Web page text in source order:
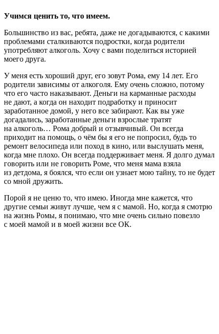
Учимся ценить то, что имеем.
Большинство из вас, ребята, даже не догадываются, с какими
проблемами сталкиваются подростки, когда родители
употребляют алкоголь. Хочу с вами поделиться историей
моего друга.
У меня есть хороший друг, его зовут Рома, ему 14 лет. Его
родители зависимы от алкоголя. Ему очень сложно, потому
что его часто наказывают. Деньги на карманные расходы
не дают, а когда он находит подработку и приносит
заработанное домой, у него все забирают. Как вы уже
догадались, заработанные деньги взрослые тратят
на алкоголь… Рома добрый и отзывчивый. Он всегда
приходит на помощь, о чём бы я его не попросил, будь то
ремонт велосипеда или поход в кино, или выслушать меня,
когда мне плохо. Он всегда поддерживает меня. Я долго думал
говорить или не говорить Роме, что меня мама взяла
из детдома, я боялся, что если он узнает мою тайну, то не будет
со мной дружить.
Порой я не ценю то, что имею. Иногда мне кажется, что
другие семьи живут лучше, чем я с мамой. Но, когда я смотрю
на жизнь Ромы, я понимаю, что мне очень сильно повезло
с моей мамой и в моей жизни все ОК.